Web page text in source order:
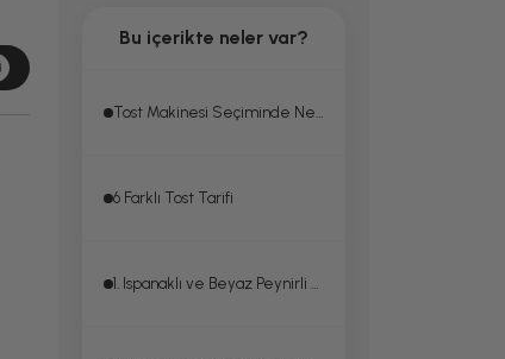
Bu içerikte neler var?
Tost Makinesi Seçiminde Nelere Dikkat Edilmeli
6 Farklı Tost Tarifi
1. Ispanaklı ve Beyaz Peynirli Tost